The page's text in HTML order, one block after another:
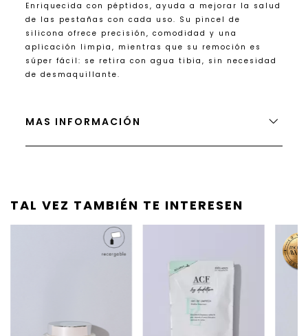
Enriquecida con péptidos, ayuda a mejorar la salud
de las pestañas con cada uso. Su pincel de
silicona ofrece precisión, comodidad y una
aplicación limpia, mientras que su remoción es
súper fácil: se retira con agua tibia, sin necesidad
de desmaquillante.
MAS INFORMACIÓN
TAL VEZ TAMBIÉN TE INTERESEN